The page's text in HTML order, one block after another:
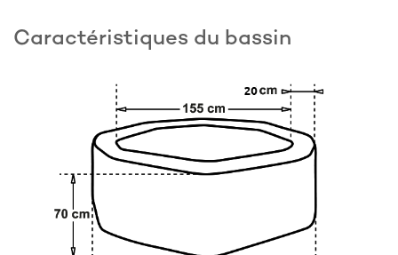
Caractéristiques du bassin